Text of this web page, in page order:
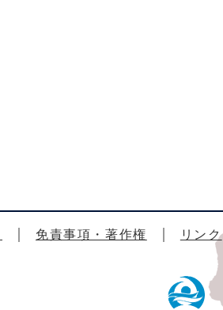
免責事項・著作権 リンク